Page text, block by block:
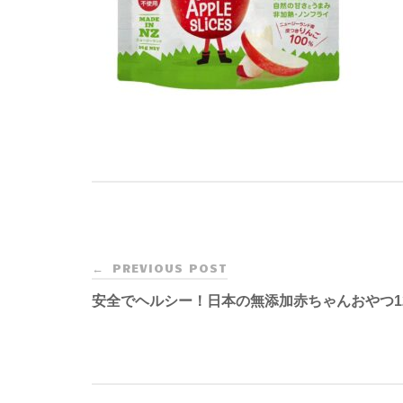
Post
navigation
← PREVIOUS POST
安全でヘルシー！日本の無添加赤ちゃんおやつ